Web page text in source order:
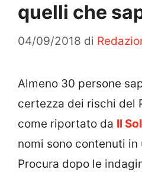
quelli che
04/09/2018 di
Almeno 30 persone
certezza dei rischi del
come riportato da Il
nomi sono contenuti
Procura dopo le